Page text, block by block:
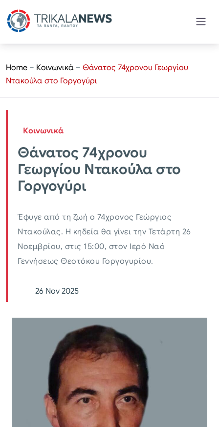
Home – Κοινωνικά – Θάνατος 74χρονου Γεωργίου
Ντακούλα στο Γοργογύρι
Κοινωνικά
Θάνατος 74χρονου
Γεωργίου Ντακούλα στο
Γοργογύρι
Έφυγε από τη ζωή ο 74χρονος Γεώργιος
Ντακούλας. Η κηδεία θα γίνει την Τετάρτη 26
Νοεμβρίου, στις 15:00, στον Ιερό Ναό
Γεννήσεως Θεοτόκου Γοργογυρίου.
26 Nov 2025